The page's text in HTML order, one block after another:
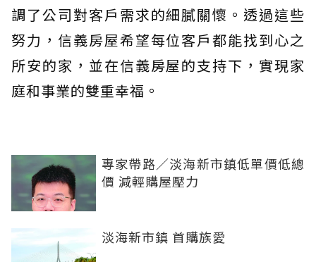
調了公司對客戶需求的細膩關懷。透過這些
努力，信義房屋希望每位客戶都能找到心之
所安的家，並在信義房屋的支持下，實現家
庭和事業的雙重幸福。
專家帶路／淡海新市鎮低單價低總
價 減輕購屋壓力
淡海新市鎮 首購族愛